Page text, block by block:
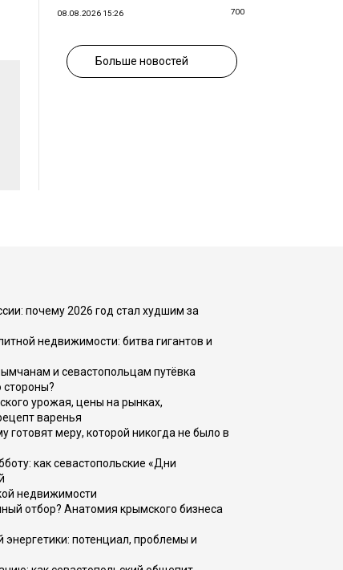
08.08.2026 15:26 700
Больше новостей
почему 2026 год стал худшим за
недвижимости: битва гигантов и
и севастопольцам путёвка
стороны?
урожая, цены на рынках,
варенья
готовят меру, которой никогда не было в
как севастопольские «Дни
недвижимости
отбор? Анатомия крымского бизнеса
энергетики: потенциал, проблемы и